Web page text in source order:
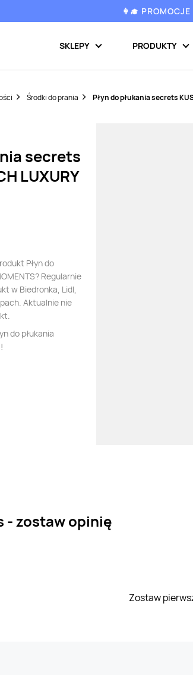
👩‍🎓
SKLEPY PRODUKTY
Środki do prania Płyn do płukania secrets
secrets
LUXURY
Płyn do
Regularnie
w Biedronka, Lidl,
Aktualnie nie
do płukania
- zostaw opinię
Zostaw